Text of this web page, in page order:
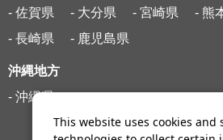
- 佐賀県
- 大分県 - 宮崎県 - 熊
- 長崎県
- 鹿児島県
沖縄地方
- 沖縄県
This website uses cookies and